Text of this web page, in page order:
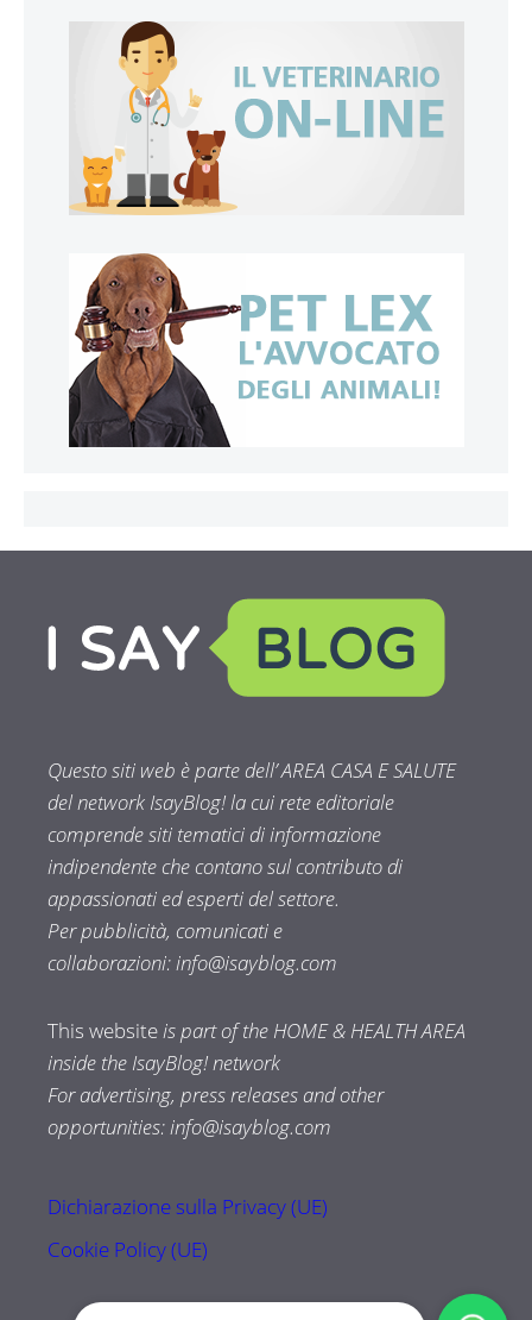
Questo siti web è parte dell’ AREA CASA E SALUTE
del network IsayBlog! la cui rete editoriale
comprende siti tematici di informazione
indipendente che contano sul contributo di
appassionati ed esperti del settore.
Per pubblicità, comunicati e
collaborazioni:info@isayblog.com
This websiteis part of the HOME & HEALTH AREA
inside the IsayBlog! network
For advertising, press releases and other
opportunities:info@isayblog.com
Dichiarazione sulla Privacy (UE)
Cookie Policy (UE)